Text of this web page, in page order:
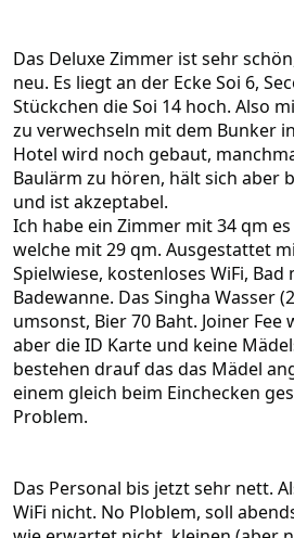
Das Deluxe Zimmer ist sehr
neu. Es liegt an der Ecke Soi 6,
Stückchen die Soi 14 hoch. Also
zu verwechseln mit dem Bunker
Hotel wird noch gebaut,
Baulärm zu hören, hält sich aber
und ist akzeptabel.
Ich habe ein Zimmer mit 34 qm
welche mit 29 qm. Ausgestattet
Spielwiese, kostenloses WiFi,
Badewanne. Das Singha Wasser
umsonst, Bier 70 Baht. Joiner
aber die ID Karte und keine
bestehen drauf das das Mädel
einem gleich beim Einchecken
Problem.
Das Personal bis jetzt sehr nett.
WiFi nicht. No Ploblem, soll